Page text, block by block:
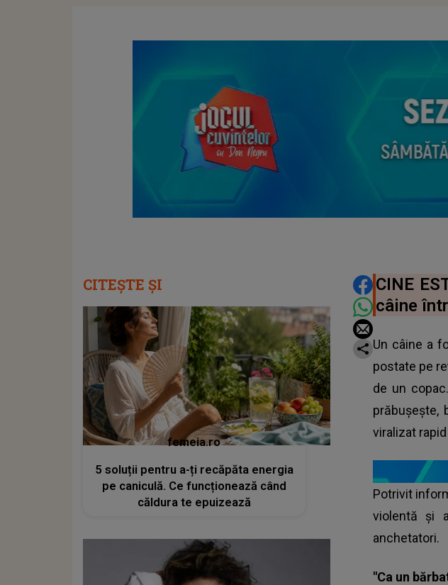
DISTRIBUIE
CINE
câine
Un câine a
postate pe
de un
prăbușește,
viralizat
Potrivit
violentă și
anchetatori.
"Ca un
CITEȘTE ȘI
femeia.ro
5 soluții pentru a-ți recăpăta energia
pe caniculă. Ce funcționează când
căldura te epuizează